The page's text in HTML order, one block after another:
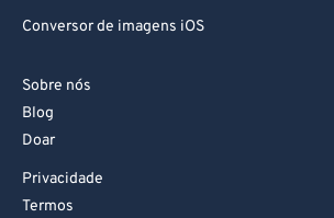
Conversor de imagens iOS
Sobre nós
Blog
Doar
Privacidade
Termos